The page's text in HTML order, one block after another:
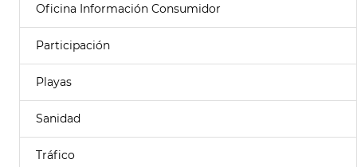
Oficina Información Consumidor
Participación
Playas
Sanidad
Tráfico